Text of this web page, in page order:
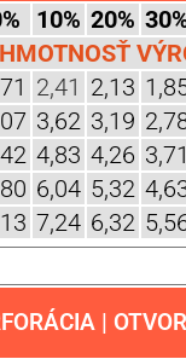
10% 20%
HMOTNOSŤ
2,41 2,13
3,62 3,19
4,83 4,26 3,71
6,04 5,32
7,24 6,32
|